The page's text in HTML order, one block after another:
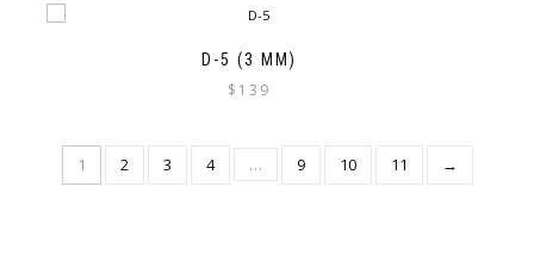
D-5 (3 MM)
$ 139
1 2 3 4 … 9 10 11 →